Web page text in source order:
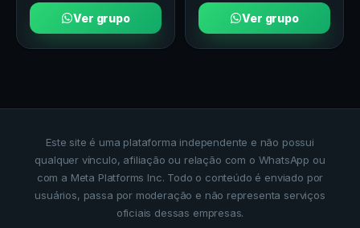
Ver grupo Ver grupo
Este site é uma plataforma independente e não possui
qualquer vínculo, afiliação ou relação com o WhatsApp ou
com a Meta Platforms Inc. Todo o conteúdo é enviado por
usuários, passa por moderação e não representa serviços
oficiais dessas empresas.